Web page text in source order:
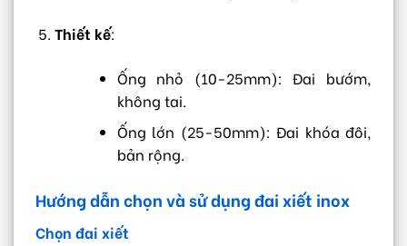
Thiết kế:
Ống nhỏ (10-25mm): Đai bướm,
không tai.
Ống lớn (25-50mm): Đai khóa đôi,
bản rộng.
Hướng dẫn chọn và sử dụng đai xiết inox
Chọn đai xiết